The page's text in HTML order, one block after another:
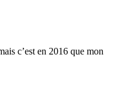
c’est en 2016 que mon